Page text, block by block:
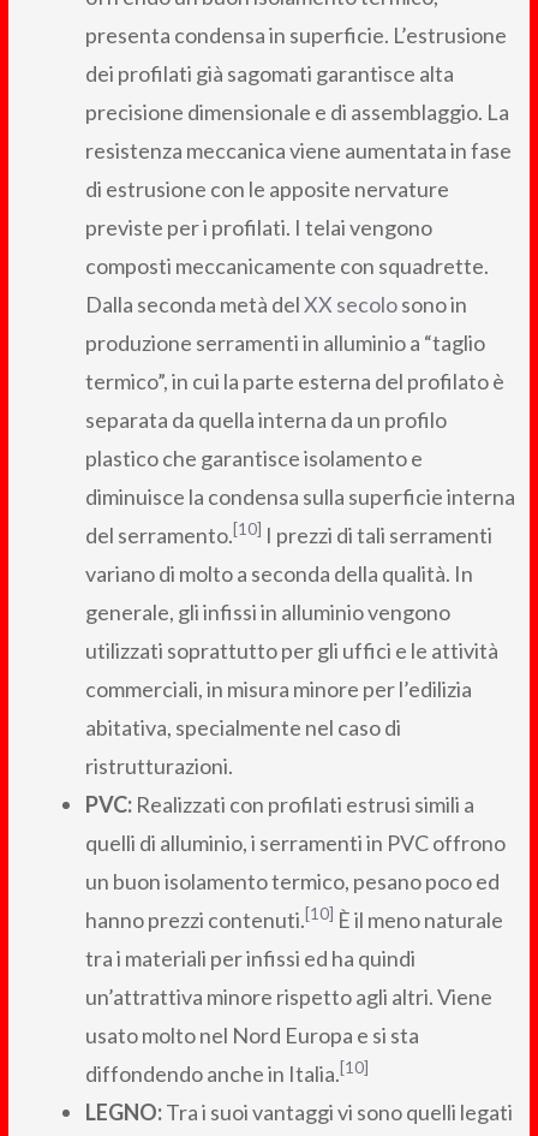
presenta condensa in superficie. L’estrusione
dei profilati già sagomati garantisce alta
precisione dimensionale e di assemblaggio. La
resistenza meccanica viene aumentata in fase
di estrusione con le apposite nervature
previste per i profilati. I telai vengono
composti meccanicamente con squadrette.
Dalla seconda metà delXX secolosono in
produzione serramenti in alluminio a “taglio
termico”, in cui la parte esterna del profilato è
separata da quella interna da un profilo
plastico che garantisce isolamento e
diminuisce la condensa sulla superficie interna
del serramento.[10] I prezzi di tali serramenti
variano di molto a seconda della qualità. In
generale, gli infissi in alluminio vengono
utilizzati soprattutto per gli uffici e le attività
commerciali, in misura minore per l’edilizia
abitativa, specialmente nel caso di
ristrutturazioni.
PVC: Realizzati con profilati estrusi simili a
quelli di alluminio, i serramenti in PVC offrono
un buon isolamento termico, pesano poco ed
hanno prezzi contenuti.[10] È il meno naturale
tra i materiali per infissi ed ha quindi
un’attrattiva minore rispetto agli altri. Viene
usato molto nel Nord Europa e si sta
diffondendo anche in Italia.[10]
LEGNO:Tra i suoi vantaggi vi sono quelli legati